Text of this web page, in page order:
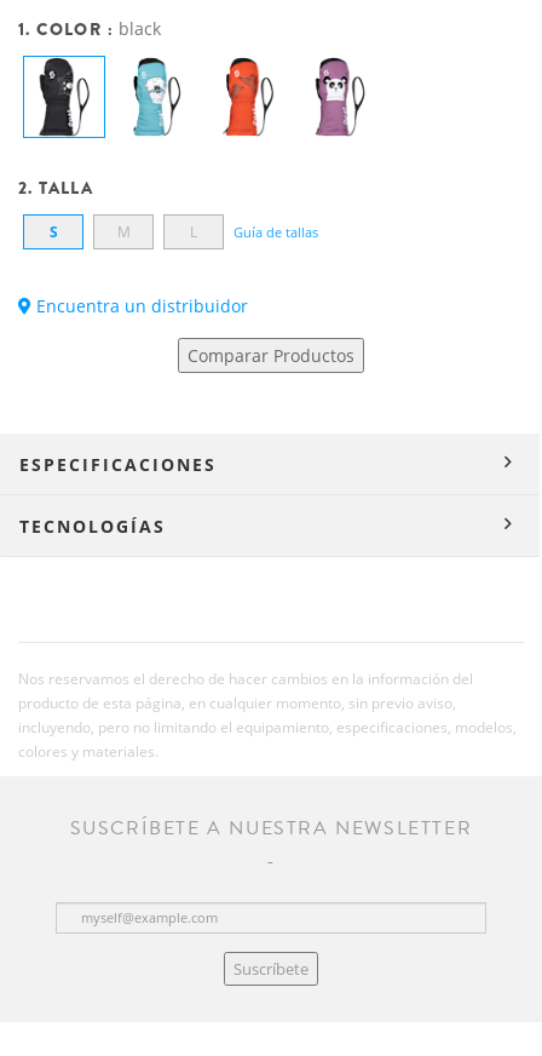
1. COLOR : black
2. TALLA
S M L Guía de tallas
Encuentra un distribuidor
Comparar Productos
ESPECIFICACIONES
TECNOLOGÍAS
Nos reservamos el derecho de hacer cambios en la información del
producto de esta página, en cualquier momento, sin previo aviso,
incluyendo, pero no limitando el equipamiento, especificaciones, modelos,
colores y materiales.
SUSCRÍBETE A NUESTRA NEWSLETTER
Suscríbete